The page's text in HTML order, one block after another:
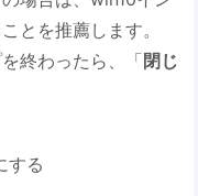
とを推薦します。
終わったら、「閉じ
する